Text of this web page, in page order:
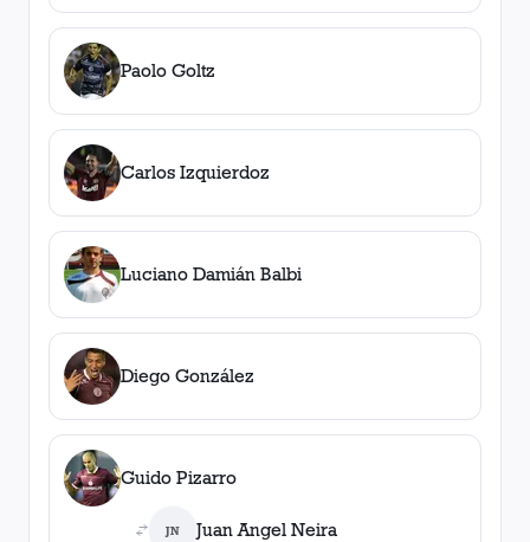
Paolo Goltz
Carlos Izquierdoz
Luciano Damián Balbi
Diego González
Guido Pizarro
JN Juan Angel Neira